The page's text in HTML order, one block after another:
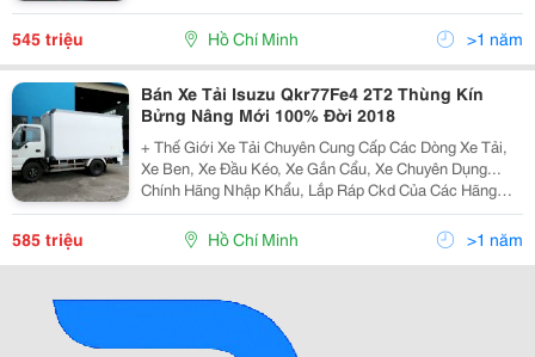
Thương Hiệu Isuzu, Hino, Fuso, Hyundai, Daewoo,
Teraco... Cam Kết Hỗ Trợ Trả Góp Lên Đến 90% Giá Trị X
545 triệu Hồ Chí Minh >1 năm
Bán Xe Tải Isuzu Qkr77Fe4 2T2 Thùng Kín
Bửng Nâng Mới 100% Đời 2018
+ Thế Giới Xe Tải Chuyên Cung Cấp Các Dòng Xe Tải,
Xe Ben, Xe Đầu Kéo, Xe Gắn Cẩu, Xe Chuyên Dụng...
Chính Hãng Nhập Khẩu, Lắp Ráp Ckd Của Các Hãng
Thương Hiệu Isuzu, Hino, Fuso, Hyundai, Daewoo,
Teraco... Cam Kết Hỗ Trợ Trả Góp Lên Đến 90% Giá Trị X
585 triệu Hồ Chí Minh >1 năm